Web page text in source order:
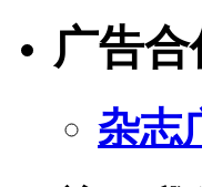
广告合
杂志